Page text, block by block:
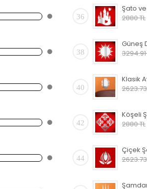
36
2880 TL
38
3294.91
40
2623.73
42
2880 TL
44
2623.73